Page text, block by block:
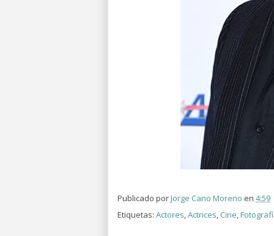
Publicado porJorge Cano Moreno en 4:59
Etiquetas: Actores,Actrices, Cine,